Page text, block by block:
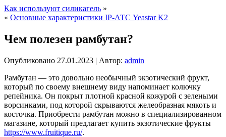
Как используют силикагель »
« Основные характеристики IP-АТС Yeastar K2
Чем полезен рамбутан?
Опубликовано 27.01.2023 | Автор: admin
Рамбутан — это довольно необычный экзотический фрукт,
который по своему внешнему виду напоминает колючку
репейника. Он покрыт плотной красной кожурой с зелеными
ворсинками, под которой скрываются желеобразная мякоть и
косточка. Приобрести рамбутан можно в специализированном
магазине, который предлагает купить экзотические фрукты
https://www.fruitique.ru/.